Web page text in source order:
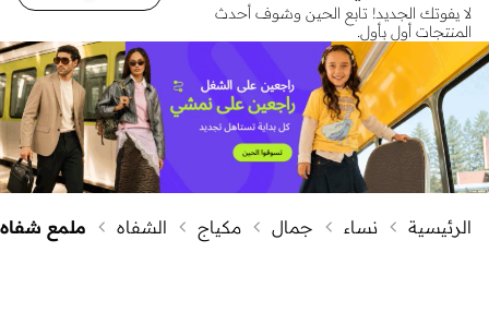
لا يفوتك الجديد! تابع الحين وشوف أحدث
المنتجات أول بأول.
الرئيسية نساء جمال مكياج الشفاه ملمع شفاه